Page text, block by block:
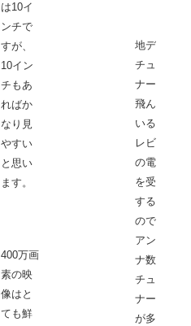
は10イ
ンチで
すが、
10イン
チもあ
ればか
なり見
やすい
と思い
ます。
400万画
素の映
像はと
ても鮮
地デジ
チュー
ナーは
飛んで
いるテ
レビ局
の電波
を受信
するも
ので、
アンテ
ナ数と
チュー
ナー数
が多け